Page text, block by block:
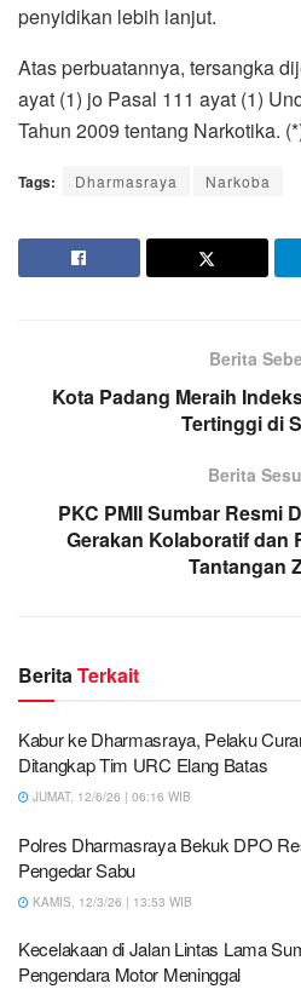
penyidikan lebih lanjut.
Atas perbuatannya, tersangka
ayat (1) jo Pasal 111 ayat (1)
Tahun 2009 tentang Narkotika.
Tags: Dharmasraya Narkoba
Berita
Kota Padang Meraih
Tertinggi di
Berita
PKC PMII Sumbar Resmi
Gerakan Kolaboratif dan
Tantangan
BeritaTerkait
Kabur ke Dharmasraya, Pelaku
Ditangkap Tim URC Elang Batas
JUMAT, 12/6/26 | 06:16 WIB
Polres Dharmasraya Bekuk DPO
Pengedar Sabu
KAMIS, 12/3/26 | 13:53 WIB
Kecelakaan di Jalan Lintas Lama
Pengendara Motor Meninggal